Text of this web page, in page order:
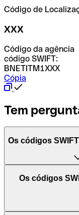
Código de
XXX
Código da agência
código SWIFT:
BNETITM1XXX
Cópia
Tem
Os códigos
O acrónimo
Interbank
Mundiais)". Trata-
Os códigos